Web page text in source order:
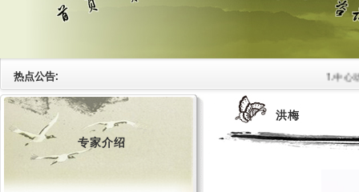
热点公告: 1.中心动
专家介绍
洪梅